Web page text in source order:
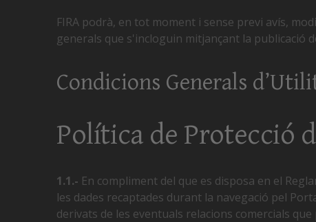
FIRA podrà, en tot moment i sense previ avís,
generals que s'incloguin mitjançant la publicació
Condicions Generals
Política de Protecció
1.1.- En compliment del que es disposa en el
les dades recaptades durant la navegació pel
derivats de les eventuals relacions comercials